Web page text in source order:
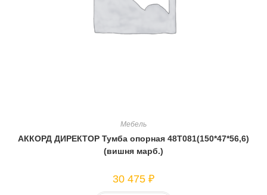
Мебель
АККОРД ДИРЕКТОР Тумба опорная 48Т081(150*47*56,6)
(вишня марб.)
30 475 ₽